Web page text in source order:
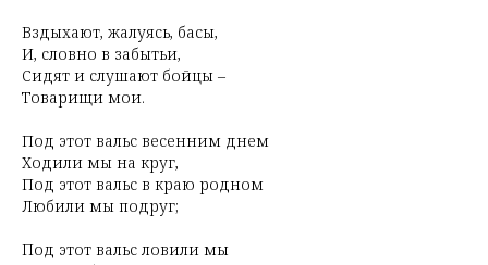
Вздыхают, жалуясь, басы,
И, словно в забытьи,
Сидят и слушают бойцы –
Товарищи мои.
Под этот вальс весенним днем
Ходили мы на круг,
Под этот вальс в краю родном
Любили мы подруг;
Под этот вальс ловили мы